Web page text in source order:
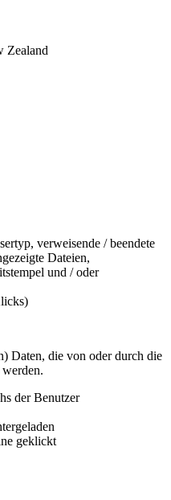
Zealand
verweisende / beendete
Dateien,
und / oder
Daten, die von oder durch die
der Benutzer
geklickt